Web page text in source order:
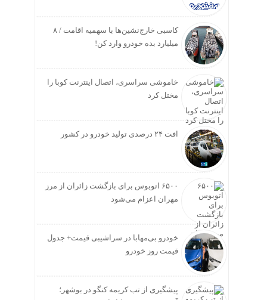
کاسبی خارج‌نشین‌ها با سهمیه اقامت / ۸
میلیارد بده خودرو وارد کن!
خاموشی سراسری، اتصال اینترنت کوبا را
مختل کرد
افت ۲۴ درصدی تولید خودرو در کشور
۶۵۰۰ اتوبوس برای بازگشت زائران از مرز
مهران اعزام می‌شود
خودرو بی‌مهابا در سراشیبی قیمت+ جدول
قیمت روز خودرو
پیشگیری از تب کریمه کنگو در بوشهر؛